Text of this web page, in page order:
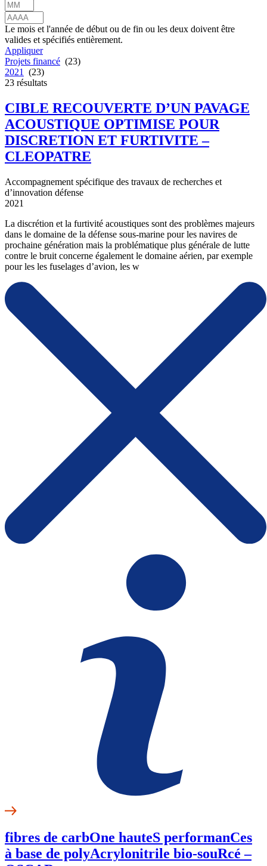
Le mois et l'année de début ou de fin ou les deux doivent être
valides et spécifiés entièrement.
Appliquer
Projets financé (23)
2021
(23)
23 résultats
CIBLE RECOUVERTE D’UN PAVAGE
ACOUSTIQUE OPTIMISE POUR
DISCRETION ET FURTIVITE –
CLEOPATRE
Accompagnement spécifique des travaux de recherches et
d’innovation défense
2021
La discrétion et la furtivité acoustiques sont des problèmes majeurs
dans le domaine de la défense sous-marine pour les navires de
prochaine génération mais la problématique plus générale de lutte
contre le bruit concerne également le domaine aérien, par exemple
pour les les fuselages d’avion, les w
fibres de carbOne hauteS performanCes
à base de polyAcrylonitrile bio-souRcé –